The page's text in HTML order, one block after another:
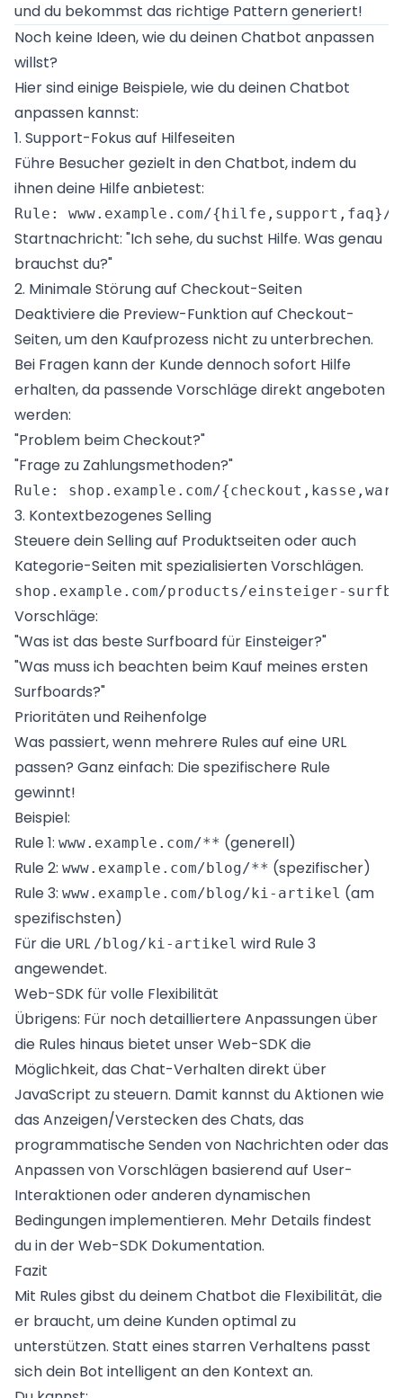
und du bekommst das richtige Pattern generiert!
Noch keine Ideen, wie du deinen Chatbot anpassen
willst?
Hier sind einige Beispiele, wie du deinen Chatbot
anpassen kannst:
1. Support-Fokus auf Hilfeseiten
Führe Besucher gezielt in den Chatbot, indem du
ihnen deine Hilfe anbietest:
Startnachricht: "Ich sehe, du suchst Hilfe. Was genau
brauchst du?"
2. Minimale Störung auf Checkout-Seiten
Deaktiviere die Preview-Funktion auf Checkout-
Seiten, um den Kaufprozess nicht zu unterbrechen.
Bei Fragen kann der Kunde dennoch sofort Hilfe
erhalten, da passende Vorschläge direkt angeboten
werden:
"Problem beim Checkout?"
"Frage zu Zahlungsmethoden?"
3. Kontextbezogenes Selling
Steuere dein Selling auf Produktseiten oder auch
Kategorie-Seiten mit spezialisierten Vorschlägen.
Vorschläge:
"Was ist das beste Surfboard für Einsteiger?"
"Was muss ich beachten beim Kauf meines ersten
Surfboards?"
Prioritäten und Reihenfolge
Was passiert, wenn mehrere Rules auf eine URL
passen? Ganz einfach: Die spezifischere Rule
gewinnt!
Beispiel:
Rule 1: www.example.com/** (generell)
Rule 2: www.example.com/blog/** (spezifischer)
Rule 3: www.example.com/blog/ki-artikel (am
spezifischsten)
Für die URL /blog/ki-artikel wird Rule 3
angewendet.
Web-SDK für volle Flexibilität
Übrigens: Für noch detailliertere Anpassungen über
die Rules hinaus bietet unser Web-SDK die
Möglichkeit, das Chat-Verhalten direkt über
JavaScript zu steuern. Damit kannst du Aktionen wie
das Anzeigen/Verstecken des Chats, das
programmatische Senden von Nachrichten oder das
Anpassen von Vorschlägen basierend auf User-
Interaktionen oder anderen dynamischen
Bedingungen implementieren. Mehr Details findest
du in derWeb-SDK Dokumentation.
Fazit
Mit Rules gibst du deinem Chatbot die Flexibilität, die
er braucht, um deine Kunden optimal zu
unterstützen. Statt eines starren Verhaltens passt
sich dein Bot intelligent an den Kontext an.